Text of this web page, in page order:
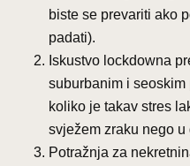
biste se prevariti ako
padati).
Iskustvo lockdowna
suburbanim i
koliko je takav stres
svježem zraku nego
Potražnja za